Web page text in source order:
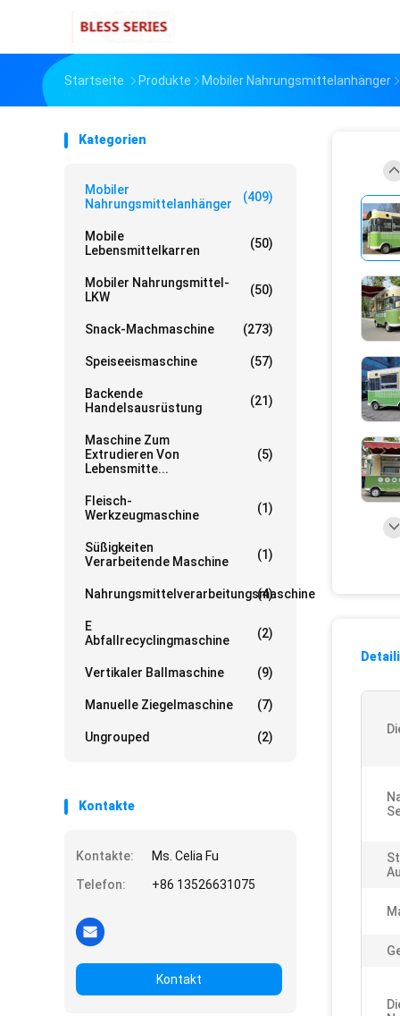
Startseite Produkte Mobiler Nahrungsmittelanhänger
Kategorien
Mobiler
Nahrungsmittelanhänger
(409)
Mobile
Lebensmittelkarren
(50)
Mobiler Nahrungsmittel-
LKW
(50)
Snack-Machmaschine (273)
Speiseeismaschine (57)
Backende
Handelsausrüstung
(21)
Maschine Zum
Extrudieren Von
Lebensmitte...
(5)
Fleisch-
Werkzeugmaschine
(1)
Süßigkeiten
Verarbeitende Maschine
(1)
Nahrungsmittelverarbeitungsmaschine
(4)
E
Abfallrecyclingmaschine
(2)
Vertikaler Ballmaschine (9)
Manuelle Ziegelmaschine (7)
Ungrouped (2)
Kontakte
Kontakte:
Ms. Celia Fu
Telefon:
+86 13526631075
Kontakt